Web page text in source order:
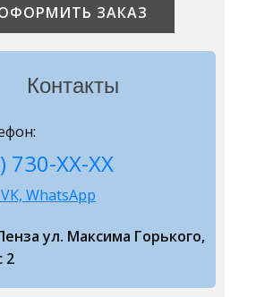
ЗАКАЗ
Контакты
730-ХХ-ХХ
WhatsApp
ул. Максима Горького,
2